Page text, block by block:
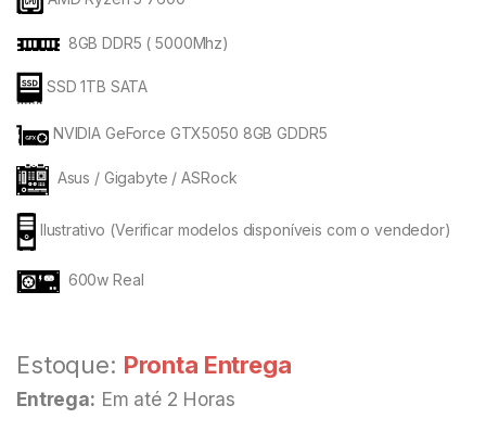
8GB DDR5 ( 5000Mhz)
SSD 1TB SATA
NVIDIA GeForce GTX5050 8GB GDDR5
Asus / Gigabyte / ASRock
Ilustrativo (Verificar modelos disponíveis com o vendedor)
600w Real
Estoque: Pronta Entrega
Entrega: Em até 2 Horas